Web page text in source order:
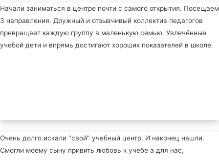
Начали заниматься в центре почти с самого открытия. Посещаем
3 направления. Дружный и отзывчивый коллектив педагогов
превращает каждую группу в маленькую семью. Увлечённые
учебой дети и впрямь достигают хороших показателей в школе.
Очень долго искали "свой" учебный центр. И наконец нашли.
Смогли моему сыну привить любовь к учебе а для нас,